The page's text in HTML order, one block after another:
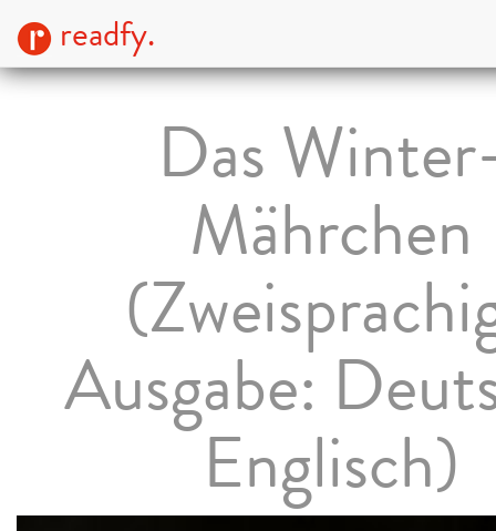
readfy.
Das
Mährchen
Ausgabe:
Englisch)